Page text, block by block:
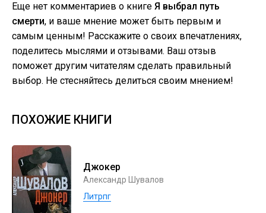
Еще нет комментариев о книге Я выбрал путь
смерти, и ваше мнение может быть первым и
самым ценным! Расскажите о своих впечатлениях,
поделитесь мыслями и отзывами. Ваш отзыв
поможет другим читателям сделать правильный
выбор. Не стесняйтесь делиться своим мнением!
ПОХОЖИЕ КНИГИ
Джокер
Александр Шувалов
Литрпг